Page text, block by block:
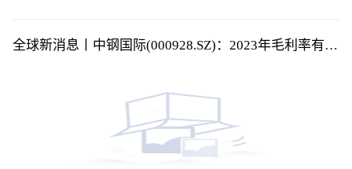
全球新消息丨中钢国际(000928.SZ)：2023年毛利率有所